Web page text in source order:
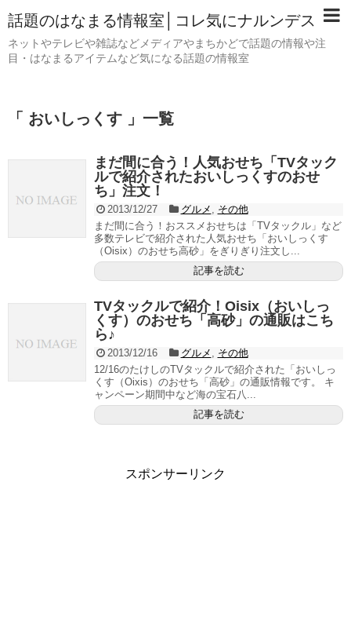
話題のはなまる情報室│コレ気にナルンデス
ネットやテレビや雑誌などメディアやまちかどで話題の情報や注
目・はなまるアイテムなど気になる話題の情報室
「 おいしっくす 」一覧
まだ間に合う！人気おせち「TVタック
ルで紹介されたおいしっくすのおせ
ち」注文！
2013/12/27 グルメ
その他
まだ間に合う！おススメおせちは「TVタックル」など
多数テレビで紹介された人気おせち「おいしっくす
（Oisix）のおせち高砂」をぎりぎり注文し...
記事を読む
TVタックルで紹介！Oisix（おいしっ
くす）のおせち「高砂」の通販はこち
ら♪
2013/12/16 グルメ
その他
12/16のたけしのTVタックルで紹介された「おいしっ
くす（Oixis）のおせち「高砂」の通販情報です。 キ
ャンペーン期間中など海の宝石八...
記事を読む
スポンサーリンク